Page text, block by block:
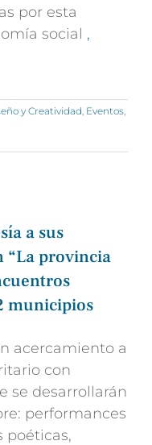
por esta
social ,
y Creatividad, Eventos,
a sus
“La provincia
municipios
acercamiento a
con
se desarrollarán
performances
poéticas,